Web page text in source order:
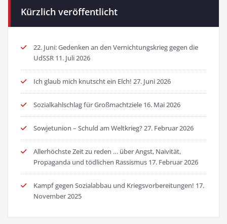
Kürzlich veröffentlicht
22. Juni: Gedenken an den Vernichtungskrieg gegen die
UdSSR 11. Juli 2026
Ich glaub mich knutscht ein Elch! 27. Juni 2026
Sozialkahlschlag für Großmachtziele 16. Mai 2026
Sowjetunion – Schuld am Weltkrieg?27. Februar 2026
Allerhöchste Zeit zu reden … über Angst, Naivität,
Propaganda und tödlichen Rassismus 17. Februar 2026
Kampf gegen Sozialabbau und Kriegsvorbereitungen! 17.
November 2025